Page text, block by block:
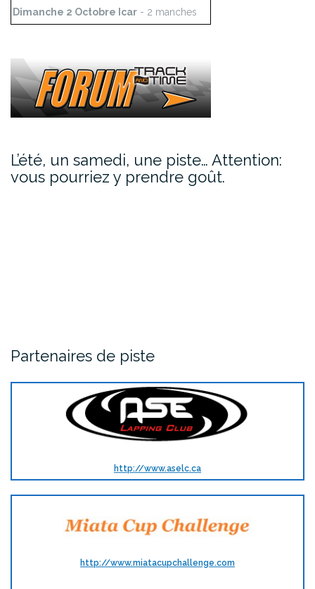
Dimanche 2 Octobre Icar - 2 manches
L’été, un samedi, une piste… Attention:
vous pourriez y prendre goût.
Partenaires de piste
http://www.aselc.ca
http://www.miatacupchallenge.com